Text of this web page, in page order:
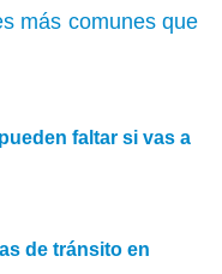
más comunes que
faltar si vas a
de tránsito en